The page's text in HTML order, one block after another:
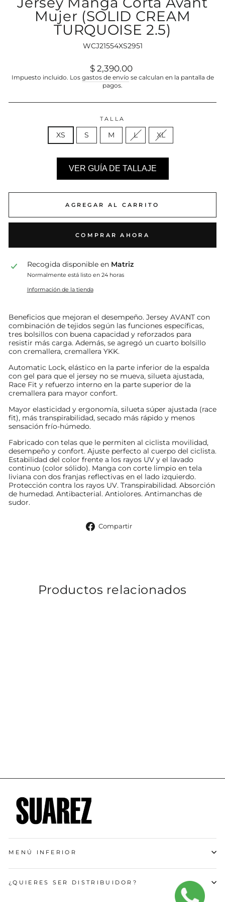
Mujer (SOLID CREAM
TURQUOISE 2.5)
WCJ21554XS2951
Precio
habitual
$ 2,390.00
Impuesto incluido. Los gastos de envío se calculan en la pantalla de
pagos.
TALLA
XS S M L XL
VER GUÍA DE TALLAJE
AGREGAR AL CARRITO
COMPRAR AHORA
Recogida disponible en Matriz
Normalmente está listo en 24 horas
Información de la tienda
Beneficios que mejoran el desempeño. Jersey AVANT con
combinación de tejidos según las funciones específicas,
tres bolsillos con buena capacidad y reforzados para
resistir más carga. Además, se agregó un cuarto bolsillo
con cremallera, cremallera YKK.
Automatic Lock, elástico en la parte inferior de la espalda
con gel para que el jersey no se mueva, silueta ajustada,
Race Fit y refuerzo interno en la parte superior de la
cremallera para mayor confort.
Mayor elasticidad y ergonomía, silueta súper ajustada (race
fit), más transpirabilidad, secado más rápido y menos
sensación frío-húmedo.
Fabricado con telas que le permiten al ciclista movilidad,
desempeño y confort. Ajuste perfecto al cuerpo del ciclista.
Estabilidad del color frente a los rayos UV y el lavado
continuo (color sólido). Manga con corte limpio en tela
liviana con dos franjas reflectivas en el lado izquierdo.
Protección contra los rayos UV. Transpirabilidad. Absorción
de humedad. Antibacterial. Antiolores. Antimanchas de
sudor.
Compartir
Productos relacionados
MENÚ INFERIOR
¿QUIERES SER DISTRIBUIDOR?